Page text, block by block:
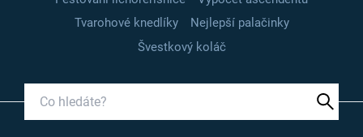
Tvarohové knedlíky
Nejlepší palačinky
Švestkový koláč